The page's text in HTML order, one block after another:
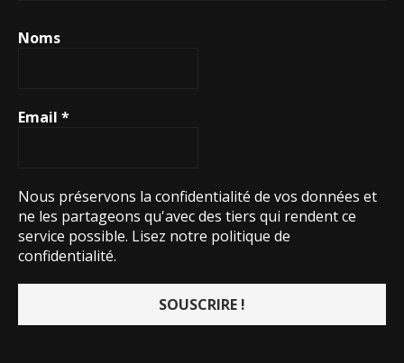
Noms
Email *
Nous préservons la confidentialité de vos données et
ne les partageons qu'avec des tiers qui rendent ce
service possible. Lisez notre politique de
confidentialité.